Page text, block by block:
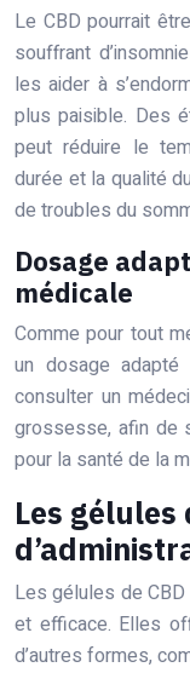
Le CBD pourrait
souffrant
les aider à
plus paisible. Des
peut réduire le
durée et la qualité
de troubles du
Dosage
médicale
Comme pour tout
un dosage
consulter un
grossesse, afin de
pour la santé de la
Les gélules
Les gélules de CBD
et efficace. Elles
d’autres formes,